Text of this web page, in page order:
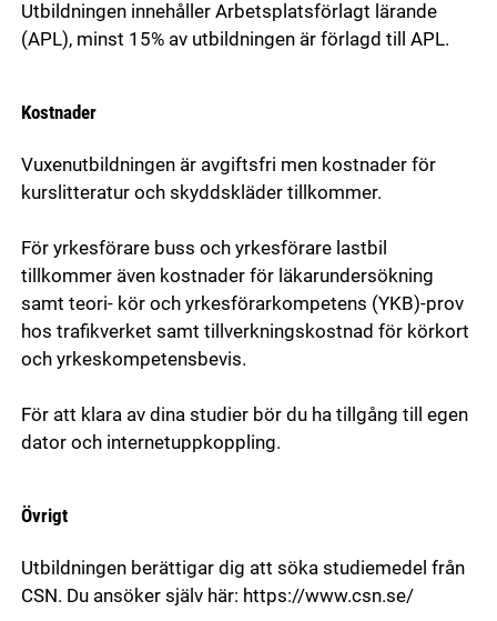
Utbildningen innehåller Arbetsplatsförlagt lärande
(APL), minst 15% av utbildningen är förlagd till APL.
Kostnader
Vuxenutbildningen är avgiftsfri men kostnader för
kurslitteratur och skyddskläder tillkommer.
För yrkesförare buss och yrkesförare lastbil
tillkommer även kostnader för läkarundersökning
samt teori- kör och yrkesförarkompetens (YKB)-prov
hos trafikverket samt tillverkningskostnad för körkort
och yrkeskompetensbevis.
För att klara av dina studier bör du ha tillgång till egen
dator och internetuppkoppling.
Övrigt
Utbildningen berättigar dig att söka studiemedel från
CSN. Du ansöker själv här: https://www.csn.se/